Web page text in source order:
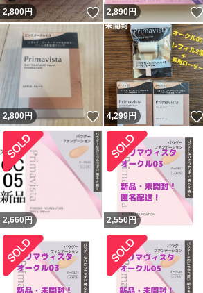
2,800円 いいね！
2,890円
2,800円 いいね！
4,299円
2,660 円 2,550円